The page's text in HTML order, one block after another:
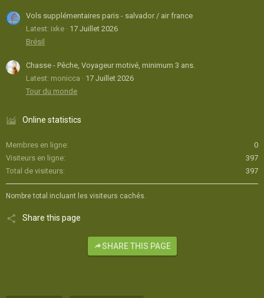
Vols supplémentaires paris - salvador / air france
Latest: ixke
17 Juillet 2026
Brésil
Chasse - Pêche, Voyageur motivé, minimum 3 ans.
Latest: monicca
17 Juillet 2026
Tour du monde
Online statistics
Membres en ligne
0
Visiteurs en ligne
397
Total de visiteurs
397
Nombre total incluant les visiteurs cachés.
Share this page
SHARE THIS PAGE